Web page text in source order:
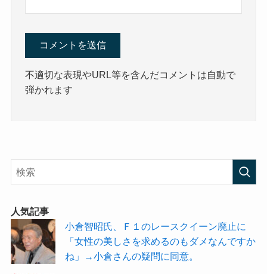
不適切な表現やURL等を含んだコメントは自動で
弾かれます
人気記事
小倉智昭氏、Ｆ１のレースクイーン廃止に
「女性の美しさを求めるのもダメなんですか
ね」→小倉さんの疑問に同意。